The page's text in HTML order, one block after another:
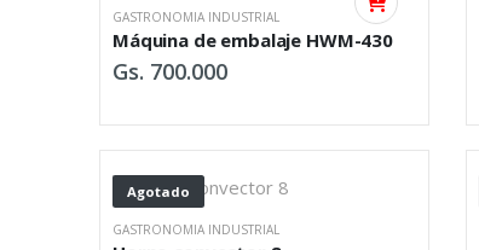
GASTRONOMIA INDUSTRIAL
Máquina de embalaje HWM-430
Gs. 700.000
Agotado
GASTRONOMIA INDUSTRIAL